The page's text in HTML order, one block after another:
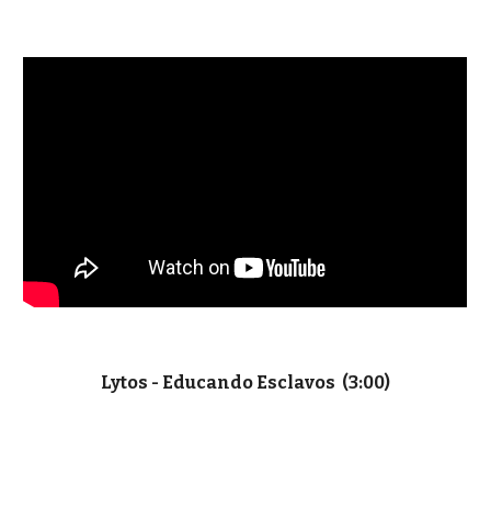
Lytos - Educando Esclavos (3:00)